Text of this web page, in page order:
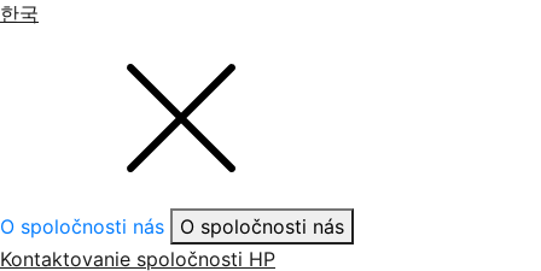
한국
O spoločnosti nás
O spoločnosti nás
Kontaktovanie spoločnosti HP